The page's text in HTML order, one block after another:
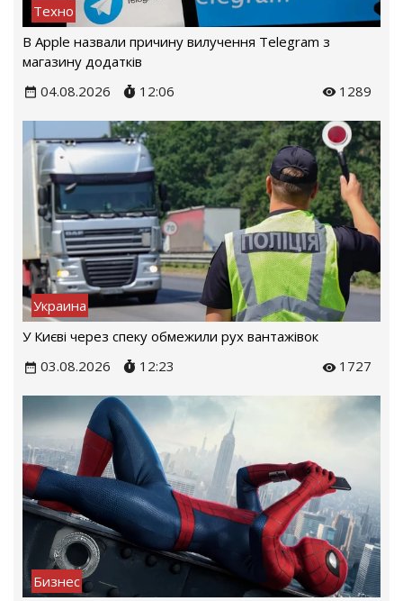
Техно
В Apple назвали причину вилучення Telegram з
магазину додатків
04.08.2026
12:06 1289
Украина
У Києві через спеку обмежили рух вантажівок
03.08.2026
12:23 1727
Бизнес